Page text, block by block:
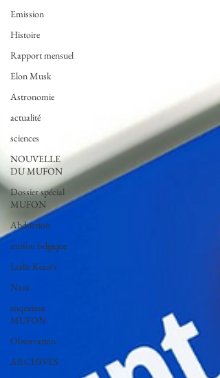
Emission
Histoire
Rapport mensuel
Elon Musk
Astronomie
actualité
sciences
NOUVELLE
DU MUFON
Dossier spécial
MUFON
Abduction
mufon belgique
Leslie Kean's
Nasa
enqueteur
MUFON
Observation
ARCHIVES